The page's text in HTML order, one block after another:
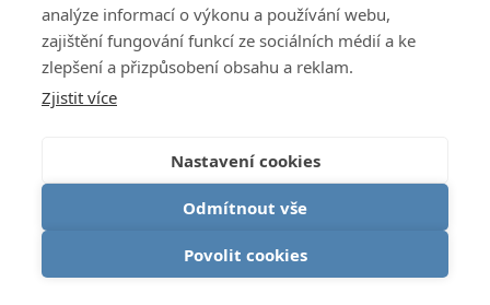
analýze informací o výkonu a používání webu,
zajištění fungování funkcí ze sociálních médií a ke
zlepšení a přizpůsobení obsahu a reklam.
Zjistit více
Nastavení cookies
Odmítnout vše
Povolit cookies